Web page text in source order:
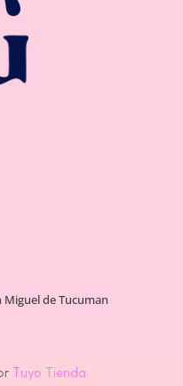
Miguel de Tucuman
Tuyo Tienda